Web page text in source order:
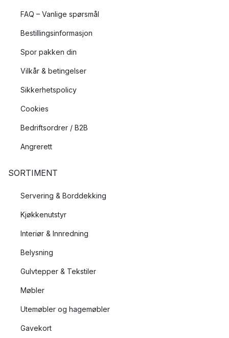
FAQ – Vanlige spørsmål
Bestillingsinformasjon
Spor pakken din
Vilkår & betingelser
Sikkerhetspolicy
Cookies
Bedriftsordrer / B2B
Angrerett
SORTIMENT
Servering & Borddekking
Kjøkkenutstyr
Interiør & Innredning
Belysning
Gulvtepper & Tekstiler
Møbler
Utemøbler og hagemøbler
Gavekort